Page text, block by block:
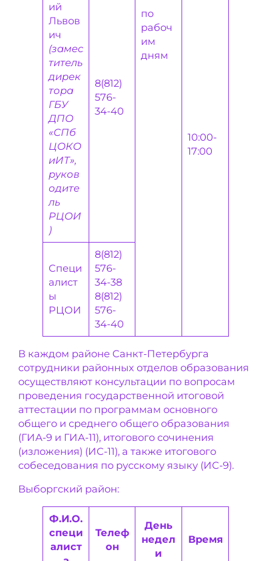
по
рабоч
им
дням
ий
Львов
ич
(замес
титель
дирек
тора
ГБУ
ДПО
«СПб
ЦОКО
иИТ»,
руков
одите
ль
РЦОИ
)
8(812)
576-
34-40
10:00-
17:00
Специ
алист
ы
РЦОИ
8(812)
576-
34-38
8(812)
576-
34-40
В каждом районе Санкт-Петербурга
сотрудники районных отделов образования
осуществляют консультации по вопросам
проведения государственной итоговой
аттестации по программам основного
общего и среднего общего образования
(ГИА-9 и ГИА-11), итогового сочинения
(изложения) (ИС-11), а также итогового
собеседования по русскому языку (ИС-9).
Выборгский район:
Ф.И.О.
специ
алист
Телеф
он
День
недел
и
Время